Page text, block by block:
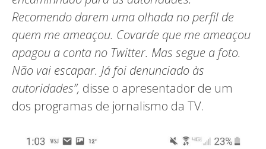
Recomendo darem uma olhada no perfil de
quem me ameaçou. Covarde que me ameaçou
apagou a conta no Twitter. Mas segue a foto.
Não vai escapar. Já foi denunciado às
autoridades”, disse o apresentador de um
dos programas de jornalismo da TV.